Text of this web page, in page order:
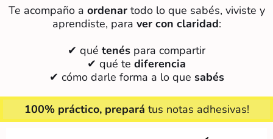
Te acompaño a ordenartodo lo que sabés, viviste y
aprendiste, para ver con claridad:
✔ qué tenés para compartir
✔ qué te diferencia
✔ cómo darle forma a lo que sabés
100% práctico, prepará tus notas adhesivas!